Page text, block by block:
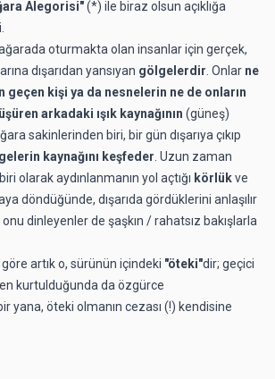
Alegorisi"(*) ile biraz olsun açıklığa
oturmakta olan insanlar için gerçek,
dışarıdan yansıyan gölgelerdir . Onlar ne
geçen kişi ya da nesnelerin ne de onların
arkadaki ışık kaynağının (güneş)
sakinlerinden biri, bir gün dışarıya çıkıp
kaynağını keşfeder Uzun zaman
olarak aydınlanmanın yol açtığı körlükve
döndüğünde, dışarıda gördüklerini anlaşılır
dinleyenler de şaşkın / rahatsız bakışlarla
artık o, sürünün içindeki "öteki"dir; geçici
kurtulduğunda da özgürce
yana, öteki olmanın cezası (!) kendisine